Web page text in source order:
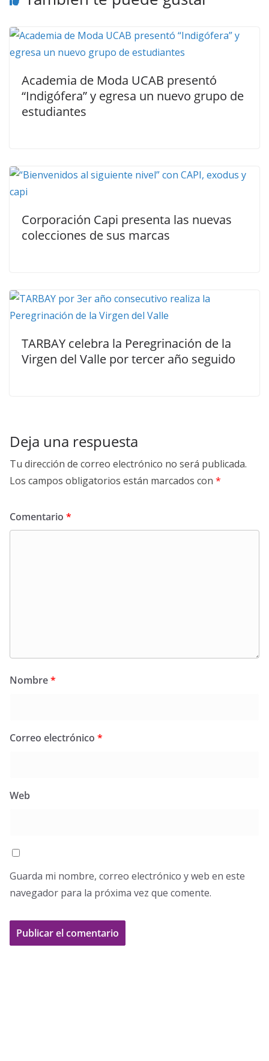
Academia de Moda UCAB presentó
“Indigófera” y egresa un nuevo grupo de
estudiantes
Corporación Capi presenta las nuevas
colecciones de sus marcas
TARBAY celebra la Peregrinación de la
Virgen del Valle por tercer año seguido
Deja una respuesta
Tu dirección de correo electrónico no será publicada.
Los campos obligatorios están marcados con *
Comentario *
Nombre*
Correo electrónico *
Web
Guarda mi nombre, correo electrónico y web en este
navegador para la próxima vez que comente.